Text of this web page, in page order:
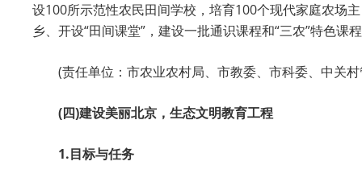
设100所示范性农民田间学校，培育100个现代家庭农场
乡、开设“田间课堂”，建设一批通识课程和“三农”特色
(责任单位：市农业农村局、市教委、市科委、中关
(四)建设美丽北京，生态文明教育工程
1.目标与任务